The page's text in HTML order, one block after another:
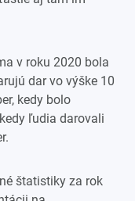
v roku 2020 bola
dar vo výške 10
kedy bolo
ľudia darovali
štatistiky za rok